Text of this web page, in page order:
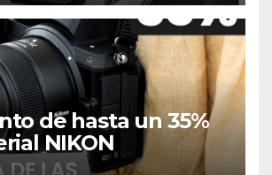
de hasta un 35%
NIKON